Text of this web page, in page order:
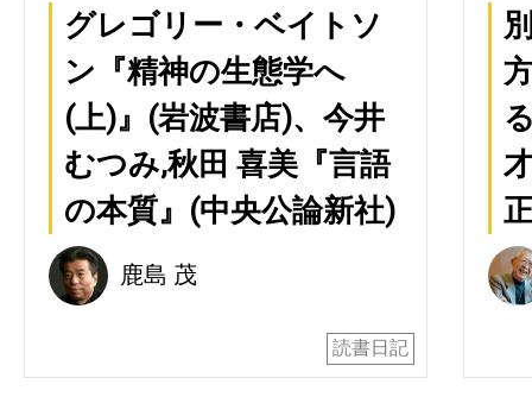
グレゴリー・ベイトソ
ン『精神の生態学へ
(上)』(岩波書店)、今井
むつみ,秋田 喜美『言語
の本質』(中央公論新社)
鹿島 茂
読書日記